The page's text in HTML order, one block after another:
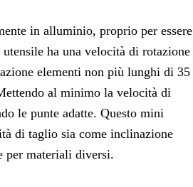
in alluminio, proprio per essere
ha una velocità di rotazione
elementi non più lunghi di 35
al minimo la velocità di
le punte adatte. Questo mini
di taglio sia come inclinazione
per materiali diversi.